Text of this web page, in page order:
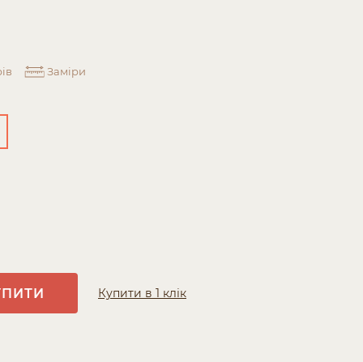
Заміри
Купити в 1 клік